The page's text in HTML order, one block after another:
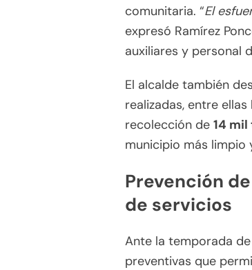
comunitaria. “El
expresó Ramírez
auxiliares y personal
El alcalde también
realizadas, entre
recolección de 14
municipio más limpio
Prevención
de servicios
Ante la temporada
preventivas que